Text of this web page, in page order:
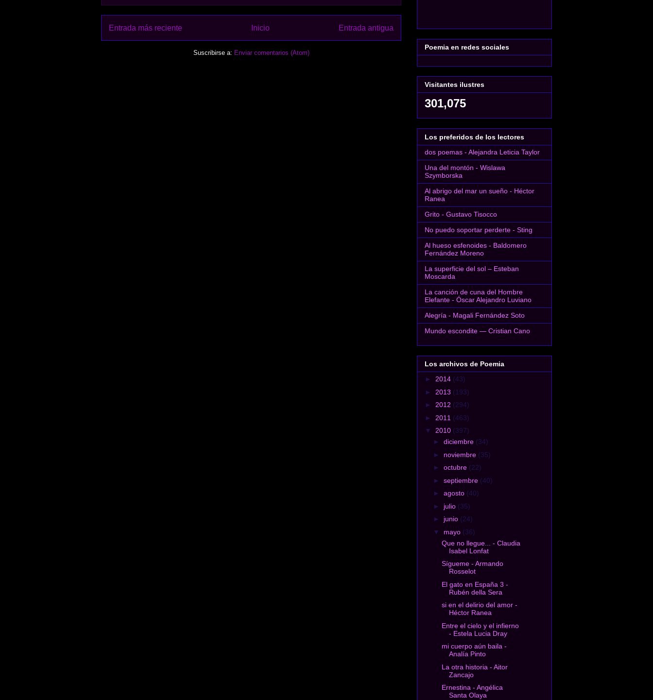
Entrada más reciente Entrada antigua
Inicio
Suscribirse a: Enviar comentarios (Atom)
Poemia en redes sociales
Visitantes ilustres
301,075
Los preferidos de los lectores
dos poemas - Alejandra Leticia Taylor
Una del montón - Wislawa
Szymborska
Al abrigo del mar un sueño - Héctor
Ranea
Grito - Gustavo Tisocco
No puedo soportar perderte - Sting
Al hueso esfenoides - Baldomero
Fernández Moreno
La superficie del sol – Esteban
Moscarda
La canción de cuna del Hombre
Elefante - Óscar Alejandro Luviano
Alegría - Magali Fernández Soto
Mundo escondite — Cristian Cano
Los archivos de Poemia
► 2014 (43)
► 2013 (193)
► 2012 (294)
► 2011 (463)
▼ 2010 (397)
► diciembre (34)
► noviembre (35)
► octubre (22)
► septiembre (40)
► agosto (40)
► julio (35)
► junio (24)
▼ mayo (36)
Que no llegue... - Claudia
Isabel Lonfat
Sígueme - Armando
Rosselot
El gato en España 3 -
Rubén della Sera
si en el delirio del amor -
Héctor Ranea
Entre el cielo y el infierno
- Estela Lucia Dray
mi cuerpo aún baila -
Analía Pinto
La otra historia - Aitor
Zancajo
Ernestina - Angélica
Santa Olaya